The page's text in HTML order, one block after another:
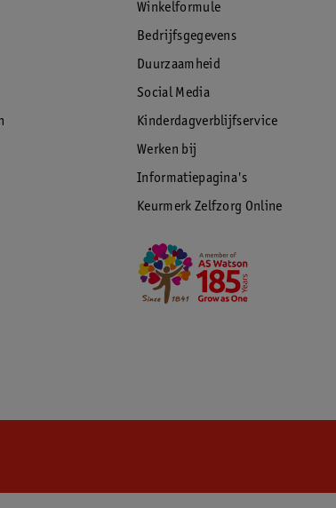
Winkelformule
Bedrijfsgegevens
Duurzaamheid
Social Media
Kinderdagverblijfservice
Werken bij
Informatiepagina's
Keurmerk Zelfzorg Online